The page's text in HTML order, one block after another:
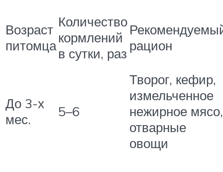
Возраст
питомца
Количество
кормлений
в сутки, раз рацион
До 3-х
мес.
5–6
Творог, кефир,
измельченное
нежирное мясо,
отварные
овощи